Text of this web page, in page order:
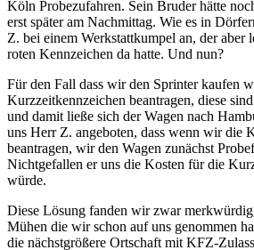
Köln Probezufahren. Sein Bruder hätte
erst später am Nachmittag. Wie es in
Z. bei einem Werkstattkumpel an, der aber
roten Kennzeichen da hatte. Und nun?
Für den Fall dass wir den Sprinter kaufen
Kurzzeitkennzeichen beantragen, diese
und damit ließe sich der Wagen nach
uns Herr Z. angeboten, dass wenn wir die
beantragen, wir den Wagen zunächst
Nichtgefallen er uns die Kosten für die
würde.
Diese Lösung fanden wir zwar
Mühen die wir schon auf uns genommen
die nächstgrößere Ortschaft mit KFZ-